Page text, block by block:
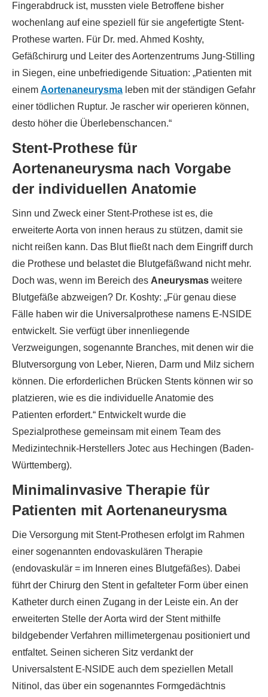
Fingerabdruck ist, mussten viele Betroffene bisher
wochenlang auf eine speziell für sie angefertigte Stent-
Prothese warten. Für Dr. med. Ahmed Koshty,
Gefäßchirurg und Leiter des Aortenzentrums Jung-Stilling
in Siegen, eine unbefriedigende Situation: „Patienten mit
einem Aortenaneurysma leben mit der ständigen Gefahr
einer tödlichen Ruptur. Je rascher wir operieren können,
desto höher die Überlebenschancen.“
Stent-Prothese für
Aortenaneurysma nach Vorgabe
der individuellen Anatomie
Sinn und Zweck einer Stent-Prothese ist es, die
erweiterte Aorta von innen heraus zu stützen, damit sie
nicht reißen kann. Das Blut fließt nach dem Eingriff durch
die Prothese und belastet die Blutgefäßwand nicht mehr.
Doch was, wenn im Bereich des Aneurysmas weitere
Blutgefäße abzweigen? Dr. Koshty: „Für genau diese
Fälle haben wir die Universalprothese namens E-NSIDE
entwickelt. Sie verfügt über innenliegende
Verzweigungen, sogenannte Branches, mit denen wir die
Blutversorgung von Leber, Nieren, Darm und Milz sichern
können. Die erforderlichen Brücken Stents können wir so
platzieren, wie es die individuelle Anatomie des
Patienten erfordert.“ Entwickelt wurde die
Spezialprothese gemeinsam mit einem Team des
Medizintechnik-Herstellers Jotec aus Hechingen (Baden-
Württemberg).
Minimalinvasive Therapie für
Patienten mit Aortenaneurysma
Die Versorgung mit Stent-Prothesen erfolgt im Rahmen
einer sogenannten endovaskulären Therapie
(endovaskulär = im Inneren eines Blutgefäßes). Dabei
führt der Chirurg den Stent in gefalteter Form über einen
Katheter durch einen Zugang in der Leiste ein. An der
erweiterten Stelle der Aorta wird der Stent mithilfe
bildgebender Verfahren millimetergenau positioniert und
entfaltet. Seinen sicheren Sitz verdankt der
Universalstent E-NSIDE auch dem speziellen Metall
Nitinol, das über ein sogenanntes Formgedächtnis